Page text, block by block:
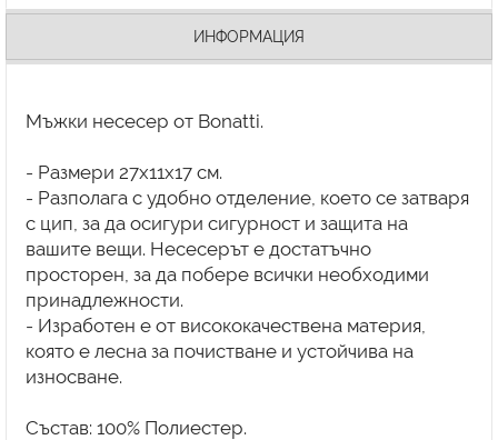
ИНФОРМАЦИЯ
Мъжки несесер от Bonatti.
- Размери 27x11x17 см.
- Разполага с удобно отделение, което се затваря
с цип, за да осигури сигурност и защита на
вашите вещи. Несесерът е достатъчно
просторен, за да побере всички необходими
принадлежности.
- Изработен е от висококачествена материя,
която е лесна за почистване и устойчива на
износване.
Състав: 100% Полиестер.